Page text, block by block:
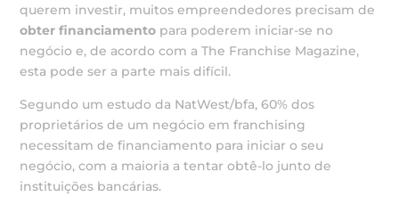
querem investir, muitos empreendedores precisam de
obter financiamento para poderem iniciar-se no
negócio e, de acordo com a The Franchise Magazine,
esta pode ser a parte mais difícil.
Segundo um estudo da NatWest/bfa, 60% dos
proprietários de um negócio em franchising
necessitam de financiamento para iniciar o seu
negócio, com a maioria a tentar obtê-lo junto de
instituições bancárias.